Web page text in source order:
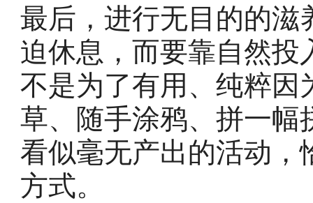
最后，进行无目的的
迫休息，而要靠自然
不是为了有用、纯粹
草、随手涂鸦、拼一
看似毫无产出的活动
方式。